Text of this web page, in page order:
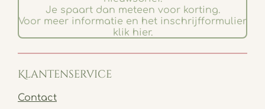
Je spaart dan meteen voor korting.
Voor meer informatie en het inschrijfformulier
klik hier.
Klantenservice
Contact